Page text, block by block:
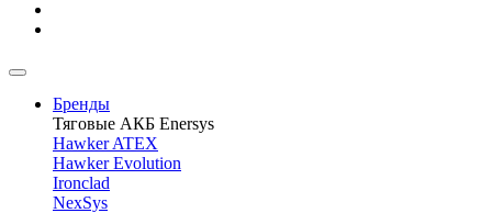
Бренды
Тяговые АКБ Enersys
Hawker ATEX
Hawker Evolution
Ironclad
NexSys